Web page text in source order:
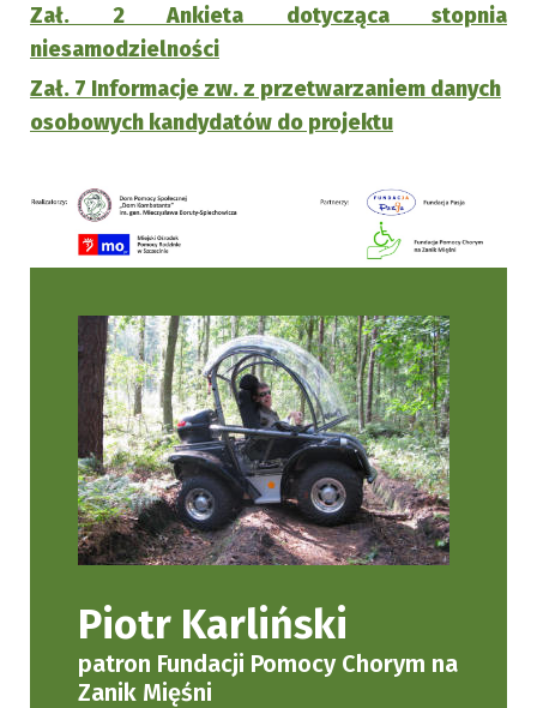
Zał. 2 Ankieta dotycząca stopnia
niesamodzielności
Zał. 7 Informacje zw. z przetwarzaniem danych
osobowych kandydatów do projektu
Piotr Karliński
patron Fundacji Pomocy Chorym na
Zanik Mięśni